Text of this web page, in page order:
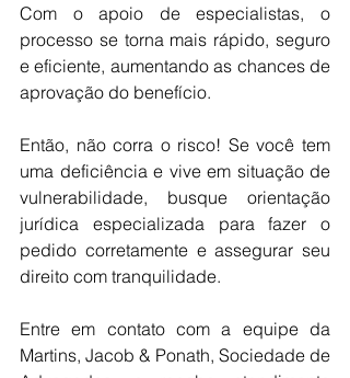
Com o apoio de especialistas, o
processo se torna mais rápido, seguro
e eficiente, aumentando as chances de
aprovação do benefício.
Então, não corra o risco! Se você tem
uma deficiência e vive em situação de
vulnerabilidade, busque orientação
jurídica especializada para fazer o
pedido corretamente e assegurar seu
direito com tranquilidade.
Entre em contato com a equipe da
Martins, Jacob & Ponath, Sociedade de